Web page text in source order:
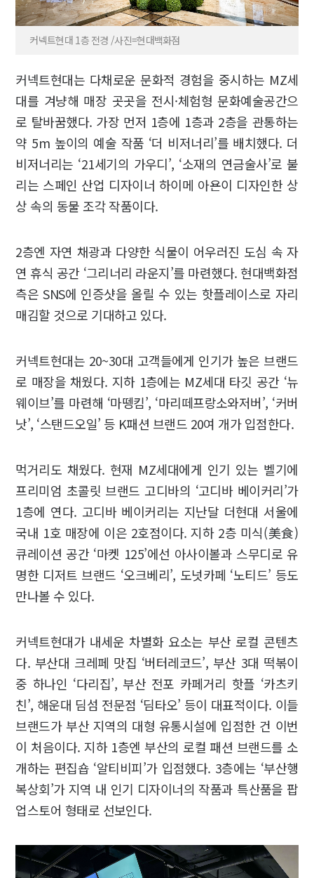
커넥트현대 1층 전경 /사진=현대백화점
커넥트현대는 다채로운 문화적 경험을 중시하는 MZ세
대를 겨냥해 매장 곳곳을 전시·체험형 문화예술공간으
로 탈바꿈했다. 가장 먼저 1층에 1층과 2층을 관통하는
약 5m 높이의 예술 작품 ‘더 비저너리’를 배치했다. 더
비저너리는 ‘21세기의 가우디’, ‘소재의 연금술사’로 불
리는 스페인 산업 디자이너 하이메 아욘이 디자인한 상
상 속의 동물 조각 작품이다.
2층엔 자연 채광과 다양한 식물이 어우러진 도심 속 자
연 휴식 공간 ‘그리너리 라운지’를 마련했다. 현대백화점
측은 SNS에 인증샷을 올릴 수 있는 핫플레이스로 자리
매김할 것으로 기대하고 있다.
커넥트현대는 20~30대 고객들에게 인기가 높은 브랜드
로 매장을 채웠다. 지하 1층에는 MZ세대 타깃 공간 ‘뉴
웨이브’를 마련해 ‘마뗑킴’, ‘마리떼프랑소와저버’, ‘커버
낫’, ‘스탠드오일’ 등 K패션 브랜드 20여 개가 입점한다.
먹거리도 채웠다. 현재 MZ세대에게 인기 있는 벨기에
프리미엄 초콜릿 브랜드 고디바의 ‘고디바 베이커리’가
1층에 연다. 고디바 베이커리는 지난달 더현대 서울에
국내 1호 매장에 이은 2호점이다. 지하 2층 미식(美食)
큐레이션 공간 ‘마켓 125’에선 아사이볼과 스무디로 유
명한 디저트 브랜드 ‘오크베리’, 도넛카페 ‘노티드’ 등도
만나볼 수 있다.
커넥트현대가 내세운 차별화 요소는 부산 로컬 콘텐츠
다. 부산대 크레페 맛집 ‘버터레코드’, 부산 3대 떡볶이
중 하나인 ‘다리집’, 부산 전포 카페거리 핫플 ‘카츠키
친’, 해운대 딤섬 전문점 ‘딤타오’ 등이 대표적이다. 이들
브랜드가 부산 지역의 대형 유통시설에 입점한 건 이번
이 처음이다. 지하 1층엔 부산의 로컬 패션 브랜드를 소
개하는 편집숍 ‘알티비피’가 입점했다. 3층에는 ‘부산행
복상회’가 지역 내 인기 디자이너의 작품과 특산품을 팝
업스토어 형태로 선보인다.